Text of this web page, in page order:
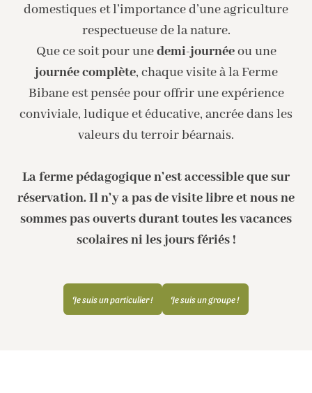
domestiques et l’importance d’une agriculture
respectueuse de la nature.
Que ce soit pour unedemi-journéeou une
journée complète, chaque visite à la Ferme
Bibane est pensée pour offrir une expérience
conviviale, ludique et éducative, ancrée dans les
valeurs du terroir béarnais.
La ferme pédagogique n’est accessible que sur
réservation. Il n’y a pas de visite libre et nous ne
sommes pas ouverts durant toutes les vacances
scolaires ni les jours fériés !
Je suis un particulier ! Je suis un groupe !